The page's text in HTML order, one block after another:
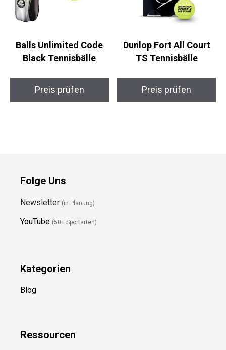
Balls Unlimited Code
Black Tennisbälle
Preis prüfen
Dunlop Fort All Court
TS Tennisbälle
Preis prüfen
Folge Uns
Newsletter (in Planung)
YouTube (50+ Sportarten)
Kategorien
Blog
Ressourcen